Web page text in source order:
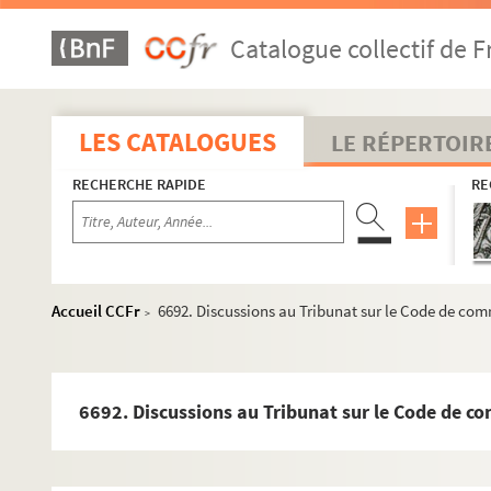
Catalogue collectif de
LES CATALOGUES LE
RECHERCHE RAPIDE
Accueil CCFr > 6692. Discussions au Tribunat sur le Code de
6692. Discussions au Tribunat sur le Code de